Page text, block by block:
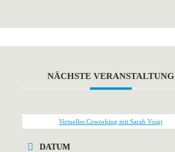
NÄCHSTE VERANSTALTUNG
Virtuelles Coworking mit Sarah Voigt
DATUM